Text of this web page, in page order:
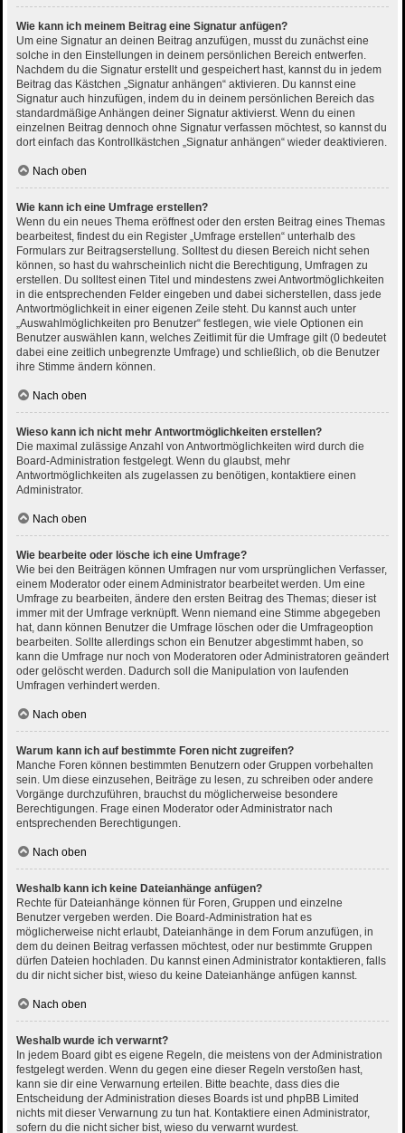
Wie kann ich meinem Beitrag eine Signatur anfügen?
Um eine Signatur an deinen Beitrag anzufügen, musst du zunächst eine
solche in den Einstellungen in deinem persönlichen Bereich entwerfen.
Nachdem du die Signatur erstellt und gespeichert hast, kannst du in jedem
Beitrag das Kästchen „Signatur anhängen“ aktivieren. Du kannst eine
Signatur auch hinzufügen, indem du in deinem persönlichen Bereich das
standardmäßige Anhängen deiner Signatur aktivierst. Wenn du einen
einzelnen Beitrag dennoch ohne Signatur verfassen möchtest, so kannst du
dort einfach das Kontrollkästchen „Signatur anhängen“ wieder deaktivieren.
Nach oben
Wie kann ich eine Umfrage erstellen?
Wenn du ein neues Thema eröffnest oder den ersten Beitrag eines Themas
bearbeitest, findest du ein Register „Umfrage erstellen“ unterhalb des
Formulars zur Beitragserstellung. Solltest du diesen Bereich nicht sehen
können, so hast du wahrscheinlich nicht die Berechtigung, Umfragen zu
erstellen. Du solltest einen Titel und mindestens zwei Antwortmöglichkeiten
in die entsprechenden Felder eingeben und dabei sicherstellen, dass jede
Antwortmöglichkeit in einer eigenen Zeile steht. Du kannst auch unter
„Auswahlmöglichkeiten pro Benutzer“ festlegen, wie viele Optionen ein
Benutzer auswählen kann, welches Zeitlimit für die Umfrage gilt (0 bedeutet
dabei eine zeitlich unbegrenzte Umfrage) und schließlich, ob die Benutzer
ihre Stimme ändern können.
Nach oben
Wieso kann ich nicht mehr Antwortmöglichkeiten erstellen?
Die maximal zulässige Anzahl von Antwortmöglichkeiten wird durch die
Board-Administration festgelegt. Wenn du glaubst, mehr
Antwortmöglichkeiten als zugelassen zu benötigen, kontaktiere einen
Administrator.
Nach oben
Wie bearbeite oder lösche ich eine Umfrage?
Wie bei den Beiträgen können Umfragen nur vom ursprünglichen Verfasser,
einem Moderator oder einem Administrator bearbeitet werden. Um eine
Umfrage zu bearbeiten, ändere den ersten Beitrag des Themas; dieser ist
immer mit der Umfrage verknüpft. Wenn niemand eine Stimme abgegeben
hat, dann können Benutzer die Umfrage löschen oder die Umfrageoption
bearbeiten. Sollte allerdings schon ein Benutzer abgestimmt haben, so
kann die Umfrage nur noch von Moderatoren oder Administratoren geändert
oder gelöscht werden. Dadurch soll die Manipulation von laufenden
Umfragen verhindert werden.
Nach oben
Warum kann ich auf bestimmte Foren nicht zugreifen?
Manche Foren können bestimmten Benutzern oder Gruppen vorbehalten
sein. Um diese einzusehen, Beiträge zu lesen, zu schreiben oder andere
Vorgänge durchzuführen, brauchst du möglicherweise besondere
Berechtigungen. Frage einen Moderator oder Administrator nach
entsprechenden Berechtigungen.
Nach oben
Weshalb kann ich keine Dateianhänge anfügen?
Rechte für Dateianhänge können für Foren, Gruppen und einzelne
Benutzer vergeben werden. Die Board-Administration hat es
möglicherweise nicht erlaubt, Dateianhänge in dem Forum anzufügen, in
dem du deinen Beitrag verfassen möchtest, oder nur bestimmte Gruppen
dürfen Dateien hochladen. Du kannst einen Administrator kontaktieren, falls
du dir nicht sicher bist, wieso du keine Dateianhänge anfügen kannst.
Nach oben
Weshalb wurde ich verwarnt?
In jedem Board gibt es eigene Regeln, die meistens von der Administration
festgelegt werden. Wenn du gegen eine dieser Regeln verstoßen hast,
kann sie dir eine Verwarnung erteilen. Bitte beachte, dass dies die
Entscheidung der Administration dieses Boards ist und phpBB Limited
nichts mit dieser Verwarnung zu tun hat. Kontaktiere einen Administrator,
sofern du die nicht sicher bist, wieso du verwarnt wurdest.